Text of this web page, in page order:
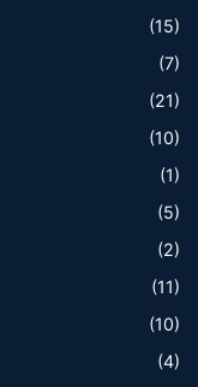
(15)
(7)
(21)
(10)
(1)
(5)
(2)
(11)
(10)
(4)